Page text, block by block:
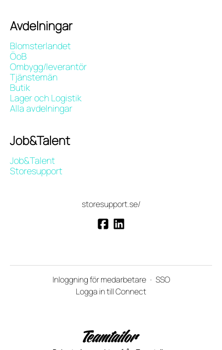
Avdelningar
Blomsterlandet
ÖoB
Ombygg/leverantör
Tjänstemän
Butik
Lager och Logistik
Alla avdelningar
Job&Talent
Job&Talent
Storesupport
storesupport.se/
Inloggning för medarbetare · SSO
Logga in till Connect